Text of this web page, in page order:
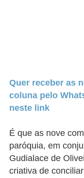
Quer receber as
coluna pelo
neste link
É que as nove
paróquia, em
Gudialace de
criativa de